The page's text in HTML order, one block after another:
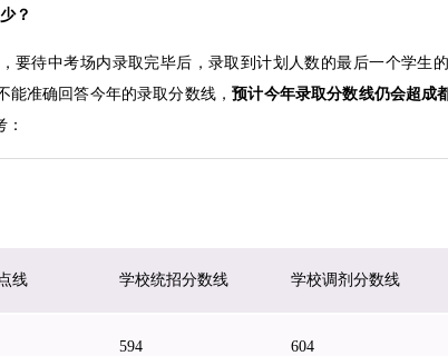
？
要待中考场内录取完毕后，录取到计划人数的最后一个学生
能准确回答今年的录取分数线，预计今年录取分数线仍会超成
线 学校统招分数线 学校调剂分数线
594 604